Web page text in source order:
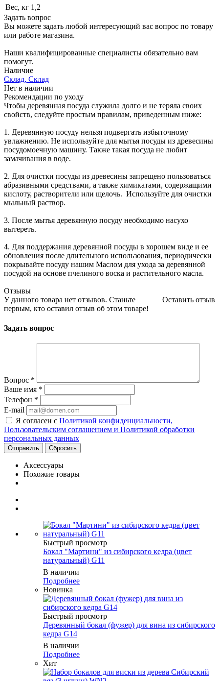
Вес, кг 1,2
Задать вопрос
Вы можете задать любой интересующий вас вопрос по товару
или работе магазина.
Наши квалифицированные специалисты обязательно вам
помогут.
Наличие
Склад, Склад
Нет в наличии
Рекомендации по уходу
Чтобы деревянная посуда служила долго и не теряла своих
свойств, следуйте простым правилам, приведенным ниже:
1. Деревянную посуду нельзя подвергать избыточному
увлажнению. Не используйте для мытья посуды из древесины
посудомоечную машину. Также такая посуда не любит
замачивания в воде.
2. Для очистки посуды из древесины запрещено пользоваться
абразивными средствами, а также химикатами, содержащими
кислоту, растворители или щелочь. Используйте для очистки
мыльный раствор.
3. После мытья деревянную посуду необходимо насухо
вытереть.
4. Для поддержания деревянной посуды в хорошем виде и ее
обновления после длительного использования, периодически
покрывайте посуду нашим Маслом для ухода за деревянной
посудой на основе пчелиного воска и растительного масла.
Отзывы
Оставить отзыв
У данного товара нет отзывов. Станьте
первым, кто оставил отзыв об этом товаре!
Задать вопрос
Вопрос *
Ваше имя *
Телефон *
E-mail
Я согласен с Политикой конфиденциальности,
Пользовательским соглашением и Политикой обработки
персональных данных
Сбросить
Аксессуары
Похожие товары
Быстрый просмотр
Бокал "Мартини" из сибирского кедра (цвет
натуральный) G11
В наличии
Подробнее
Новинка
Быстрый просмотр
Деревянный бокал (фужер) для вина из сибирского
кедра G14
В наличии
Подробнее
Хит